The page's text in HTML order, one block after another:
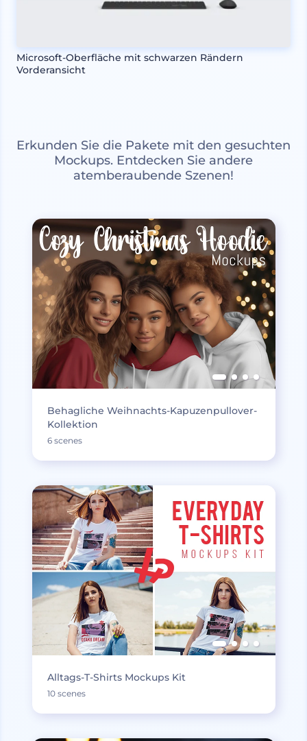
Microsoft-Oberfläche mit schwarzen Rändern
Vorderansicht
Erkunden Sie die Pakete mit den gesuchten
Mockups. Entdecken Sie andere
atemberaubende Szenen!
Behagliche Weihnachts-Kapuzenpullover-
Kollektion
6 scenes
Alltags-T-Shirts Mockups Kit
10 scenes